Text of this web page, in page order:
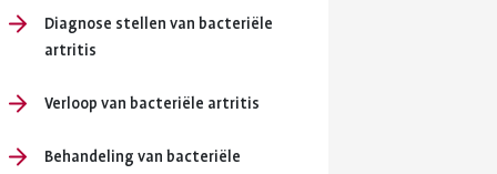
om je
Diagnose stellen van bacteriële
artritis
Verloop van bacteriële artritis
Behandeling van bacteriële